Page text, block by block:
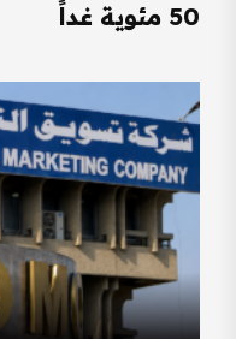
50 مئوية غداً